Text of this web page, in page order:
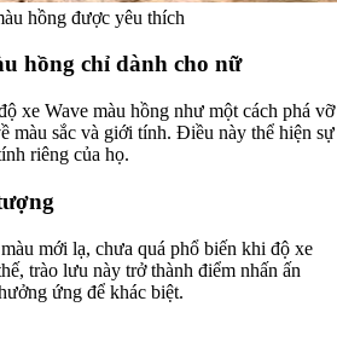
hồng được yêu thích
hồng chỉ dành cho nữ
xe Wave màu hồng như một cách phá vỡ
màu sắc và giới tính. Điều này thể hiện sự
riêng của họ.
mới lạ, chưa quá phổ biến khi độ xe
trào lưu này trở thành điểm nhấn ấn
ứng để khác biệt.